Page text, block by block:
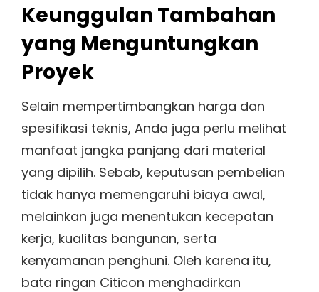
Keunggulan Tambahan
yang Menguntungkan
Proyek
Selain mempertimbangkan harga dan
spesifikasi teknis, Anda juga perlu melihat
manfaat jangka panjang dari material
yang dipilih. Sebab, keputusan pembelian
tidak hanya memengaruhi biaya awal,
melainkan juga menentukan kecepatan
kerja, kualitas bangunan, serta
kenyamanan penghuni. Oleh karena itu,
bata ringan Citicon menghadirkan